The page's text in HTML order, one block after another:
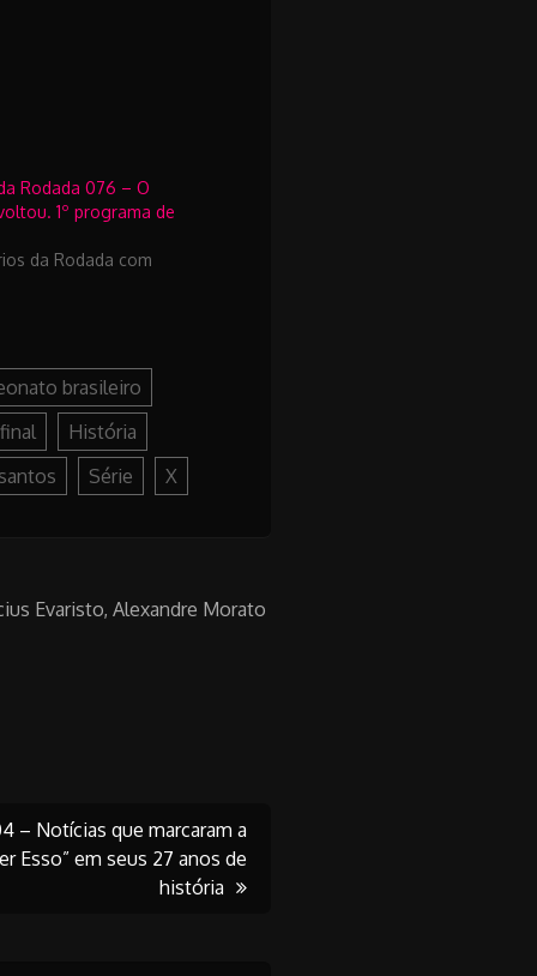
Rodada 076 – O
1º programa de
da Rodada com
brasileiro
final
História
santos Série X
Evaristo, Alexandre Morato
– Notícias que marcaram a
Esso” em seus 27 anos de
história